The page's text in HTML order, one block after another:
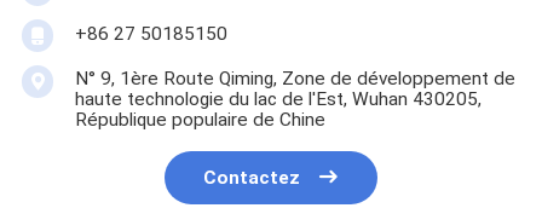
+86 27 50185150
N° 9, 1ère Route Qiming, Zone de développement de
haute technologie du lac de l'Est, Wuhan 430205,
République populaire de Chine
Contactez